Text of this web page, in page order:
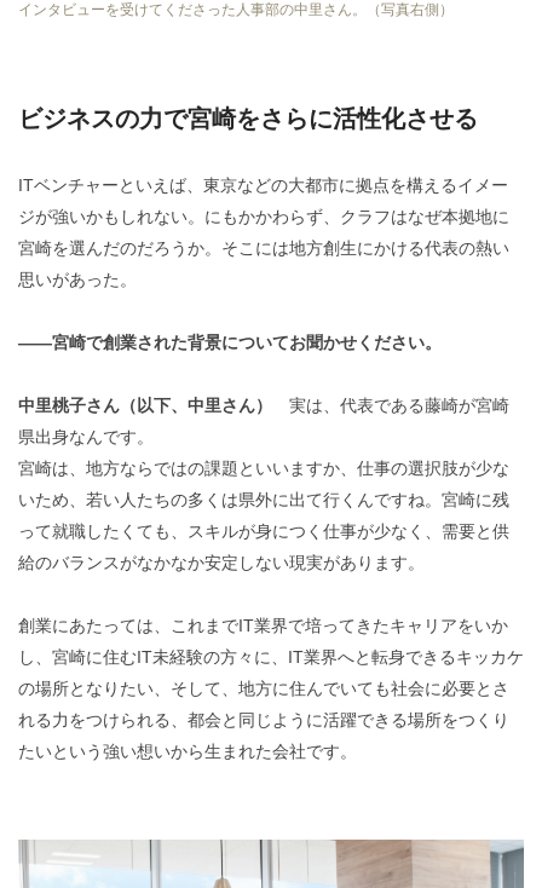
インタビューを受けてくださった人事部の中里さん。（写真右側）
ビジネスの力で宮崎をさらに活性化させる
ITベンチャーといえば、東京などの大都市に拠点を構えるイメー
ジが強いかもしれない。にもかかわらず、クラフはなぜ本拠地に
宮崎を選んだのだろうか。そこには地方創生にかける代表の熱い
思いがあった。
――宮崎で創業された背景についてお聞かせください。
中里桃子さん（以下、中里さん）
実は、代表である藤崎が宮崎
県出身なんです。
宮崎は、地方ならではの課題といいますか、仕事の選択肢が少な
いため、若い人たちの多くは県外に出て行くんですね。宮崎に残
って就職したくても、スキルが身につく仕事が少なく、需要と供
給のバランスがなかなか安定しない現実があります。
創業にあたっては、これまでIT業界で培ってきたキャリアをいか
し、宮崎に住むIT未経験の方々に、IT業界へと転身できるキッカケ
の場所となりたい、そして、地方に住んでいても社会に必要とさ
れる力をつけられる、都会と同じように活躍できる場所をつくり
たいという強い想いから生まれた会社です。